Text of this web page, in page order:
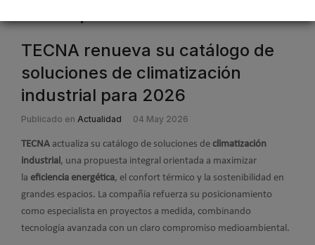
TECNA renueva su catálogo de
soluciones de climatización
industrial para 2026
Publicado en Actualidad 04 May 2026
TECNA actualiza su catálogo de soluciones de climatización
industrial, una propuesta integral orientada a maximizar
la eficiencia energética, el confort térmico y la sostenibilidad en
grandes espacios. La compañía refuerza su posicionamiento
como especialista en proyectos a medida, combinando
tecnología avanzada con un claro compromiso medioambiental.